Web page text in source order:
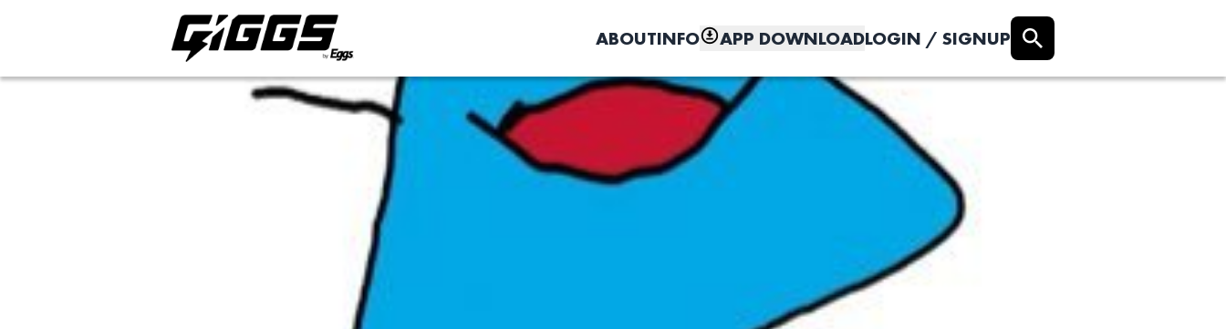
ABOUTINFO APP DOWNLOADLOGIN / SIGNUP
ライブ体験をもっと楽しく、もっと便利に。